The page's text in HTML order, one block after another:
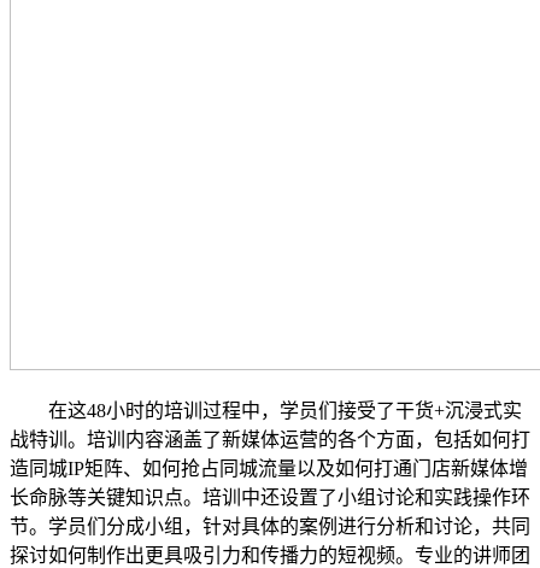
在这48小时的培训过程中，学员们接受了干货+沉浸式实
战特训。培训内容涵盖了新媒体运营的各个方面，包括如何打
造同城IP矩阵、如何抢占同城流量以及如何打通门店新媒体增
长命脉等关键知识点。培训中还设置了小组讨论和实践操作环
节。学员们分成小组，针对具体的案例进行分析和讨论，共同
探讨如何制作出更具吸引力和传播力的短视频。专业的讲师团